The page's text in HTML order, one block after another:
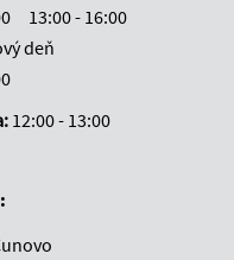
13:00 - 16:00
deň
12:00 - 13:00